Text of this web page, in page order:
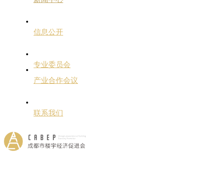
信息公开
专业委员会
产业合作会议
联系我们